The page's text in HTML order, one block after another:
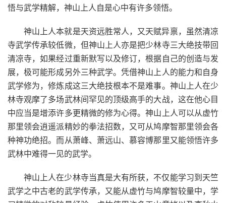
悟与武学精解，神山上人自是心中有许多领悟。
神山上人本就是天资远胜常人，又天赋异禀，虽然清凉
寺武学传承较低微，但神山上人亦是把少林寺三大绝技带回
清凉寺，如果经过重新默写以及修订，根据自己的创造与发
展，极可能形成另外三种武学。凭借神山上人的能力和自身
武学修为，修炼成这三大绝技根本不是难事。神山上人在少
林寺观摩了多场武林间罕见的顶级高手的大战，这在他心目
中应当是增添许多更精微的修为心得。神山上人可以从虚竹
那里领会逍遥派精妙的拳法招数，又可从鸠摩智那里领会各
种神功绝招。而从萧峰、萧远山、慕容博那里又能领悟许多
武林中难得一见的武学。
神山上人在少林寺当真是大有所获，不仅能学习到天竺
武学之中古老的武学传承，又能从虚竹与鸠摩智较量中，学